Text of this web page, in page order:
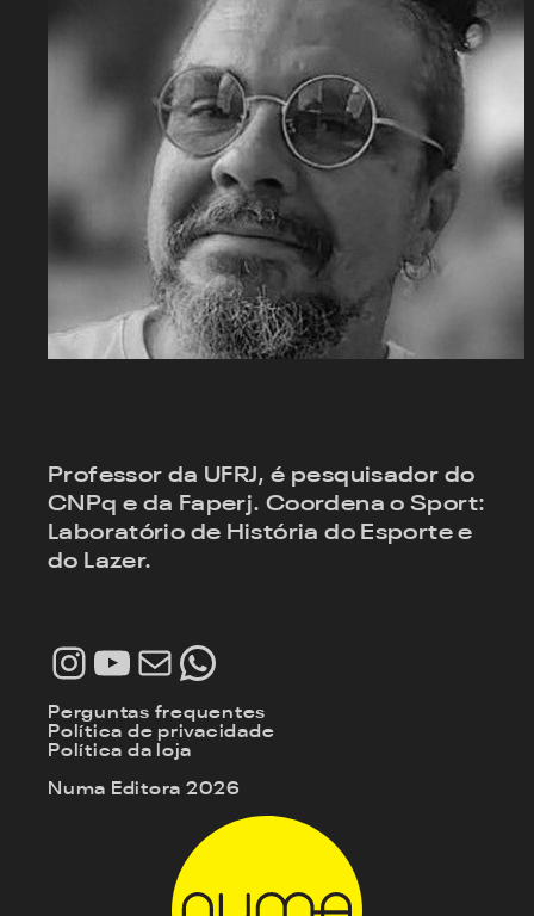
Professor da UFRJ, é pesquisador do
CNPq e da Faperj. Coordena o Sport:
Laboratório de História do Esporte e
do Lazer.
Instagram
Youtube
E-mailWhatsApp
Perguntas frequentes
Política de privacidade
Política da loja
Numa Editora 2026